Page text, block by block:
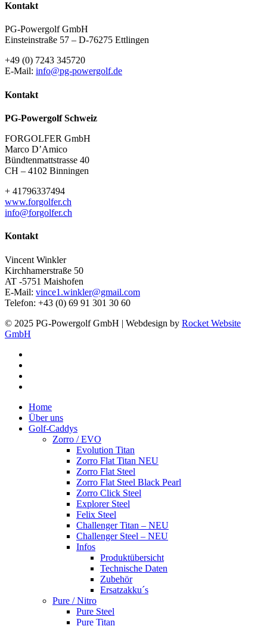
Kontakt
PG-Powergolf GmbH
Einsteinstraße 57 – D-76275 Ettlingen
+49 (0) 7243 345720
E-Mail: info@pg-powergolf.de
Kontakt
PG-Powergolf Schweiz
FORGOLFER GmbH
Marco D’Amico
Bündtenmattstrasse 40
CH – 4102 Binningen
+ 41796337494
www.forgolfer.ch
info@forgolfer.ch
Kontakt
Vincent Winkler
Kirchhamerstraße 50
AT -5751 Maishofen
E-Mail: vince1.winkler@gmail.com
Telefon: +43 (0) 69 91 301 30 60
© 2025 PG-Powergolf GmbH | Webdesign by Rocket Website
GmbH
Close
Menu
Home
Über uns
Golf-Caddys
Zorro / EVO
Evolution Titan
Zorro Flat Titan NEU
Zorro Flat Steel
Zorro Flat Steel Black Pearl
Zorro Click Steel
Explorer Steel
Felix Steel
Challenger Titan – NEU
Challenger Steel – NEU
Infos
Produktübersicht
Technische Daten
Zubehör
Ersatzakku´s
Pure / Nitro
Pure Steel
Pure Titan